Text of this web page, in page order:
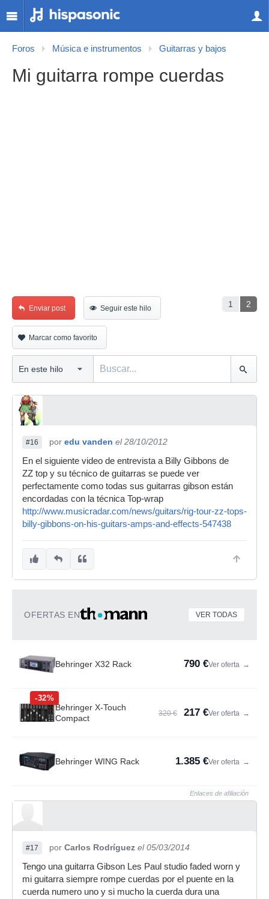
Foros Música e instrumentos Guitarras y bajos
Mi guitarra rompe cuerdas
1 2
Enviar post Seguir este hilo
Marcar como favorito
#16 por edu vanden el 28/10/2012
En el siguiente video de entrevista a Billy Gibbons de
ZZ top y su técnico de guitarras se puede ver
perfectamente como todas sus guitarras gibson están
encordadas con la técnica Top-wrap
http://www.musicradar.com/news/guitars/rig-tour-zz-tops-
billy-gibbons-on-his-guitars-amps-and-effects-547438
OFERTAS EN VER TODAS
Behringer X32 Rack 790 €Ver oferta →
-32%
Behringer X-Touch
Compact
320 € 217 €Ver oferta →
Behringer WING Rack 1.385 €Ver oferta →
Enlaces de afiliación
#17 por Carlos Rodríguez el 05/03/2014
Tengo una guitarra Gibson Les Paul studio faded worn y
mi guitarra siempre rompe cuerdas por el puente en la
cuerda numero uno y si mucho la cuerda dura una